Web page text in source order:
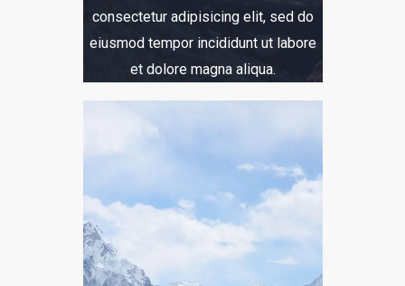
consectetur adipisicing elit, sed do
eiusmod tempor incididunt ut labore
et dolore magna aliqua.